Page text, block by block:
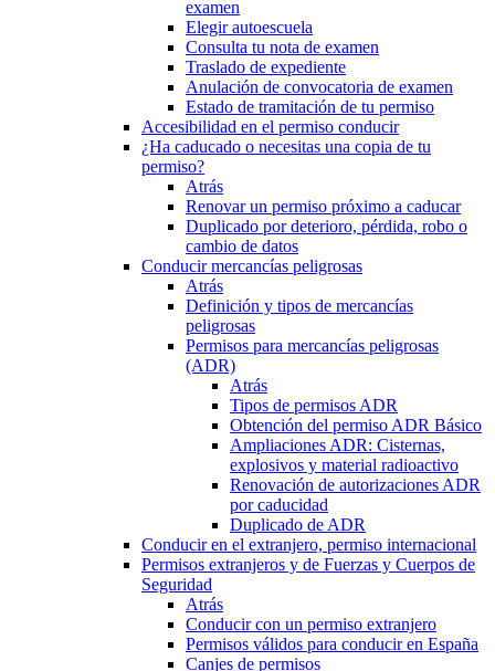
examen
Elegir autoescuela
Consulta tu nota de examen
Traslado de expediente
Anulación de convocatoria de examen
Estado de tramitación de tu permiso
Accesibilidad en el permiso conducir
¿Ha caducado o necesitas una copia de tu
permiso?
Atrás
Renovar un permiso próximo a caducar
Duplicado por deterioro, pérdida, robo o
cambio de datos
Conducir mercancías peligrosas
Atrás
Definición y tipos de mercancías
peligrosas
Permisos para mercancías peligrosas
(ADR)
Atrás
Tipos de permisos ADR
Obtención del permiso ADR Básico
Ampliaciones ADR: Cisternas,
explosivos y material radioactivo
Renovación de autorizaciones ADR
por caducidad
Duplicado de ADR
Conducir en el extranjero, permiso internacional
Permisos extranjeros y de Fuerzas y Cuerpos de
Seguridad
Atrás
Conducir con un permiso extranjero
Permisos válidos para conducir en España
Canjes de permisos